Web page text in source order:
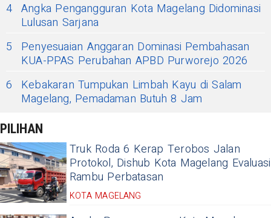
4 Angka Pengangguran Kota Magelang Didominasi
Lulusan Sarjana
5
Penyesuaian Anggaran Dominasi Pembahasan
KUA-PPAS Perubahan APBD Purworejo 2026
6
Kebakaran Tumpukan Limbah Kayu di Salam
Magelang, Pemadaman Butuh 8 Jam
PILIHAN
Truk Roda 6 Kerap Terobos Jalan
Protokol, Dishub Kota Magelang Evaluasi
Rambu Perbatasan
KOTA MAGELANG